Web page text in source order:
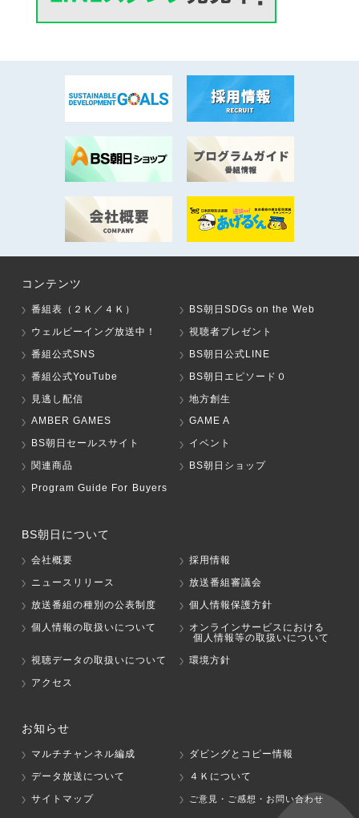
コンテンツ
番組表（２Ｋ／４Ｋ）
BS朝日SDGs on the Web
ウェルビーイング放送中！
視聴者プレゼント
番組公式SNS
BS朝日公式LINE
番組公式YouTube
BS朝日エピソード０
見逃し配信
地方創生
AMBER GAMES
GAME A
BS朝日セールスサイト
イベント
関連商品
BS朝日ショップ
Program Guide For Buyers
BS朝日について
会社概要
採用情報
ニュースリリース
放送番組審議会
放送番組の種別の公表制度
個人情報保護方針
個人情報の取扱いについて
オンラインサービスにおける
個人情報等の取扱いについて
視聴データの取扱いについて
環境方針
アクセス
お知らせ
マルチチャンネル編成
ダビングとコピー情報
データ放送について
４Ｋについて
サイトマップ
ご意見・ご感想・お問い合わせ